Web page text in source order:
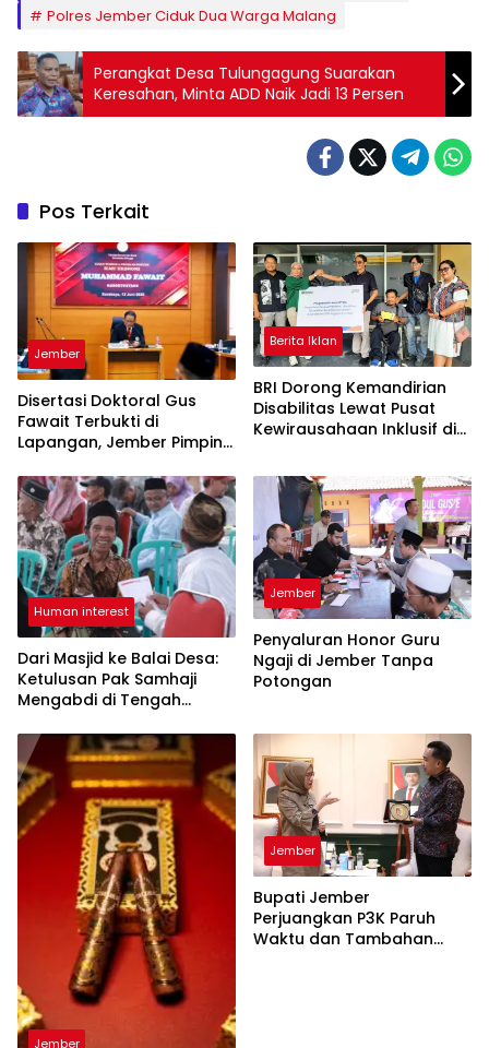
Polres Jember Ciduk Dua Warga Malang
Perangkat Desa Tulungagung Suarakan
Keresahan, Minta ADD Naik Jadi 13 Persen
Pos Terkait
Jember
Disertasi Doktoral Gus
Fawait Terbukti di
Lapangan, Jember Pimpin
Sekar Kijang
Berita Iklan
BRI Dorong Kemandirian
Disabilitas Lewat Pusat
Kewirausahaan Inklusif di
Human interest
Dari Masjid ke Balai Desa:
Ketulusan Pak Samhaji
Mengabdi di Tengah
Ngaji
Jember
Penyaluran Honor Guru
Ngaji di Jember Tanpa
Potongan
Jember
Jember
Bupati Jember
Perjuangkan P3K Paruh
Waktu dan Tambahan